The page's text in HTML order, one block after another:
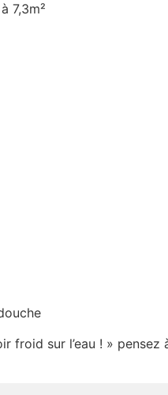
7,3m²
froid sur l’eau ! »